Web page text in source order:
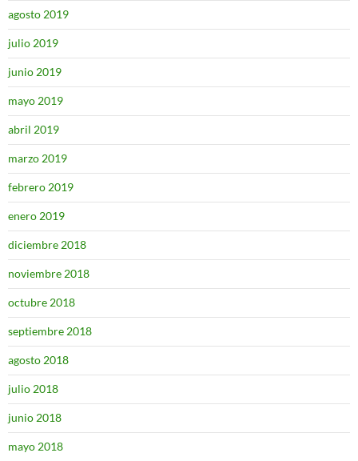
agosto 2019
julio 2019
junio 2019
mayo 2019
abril 2019
marzo 2019
febrero 2019
enero 2019
diciembre 2018
noviembre 2018
octubre 2018
septiembre 2018
agosto 2018
julio 2018
junio 2018
mayo 2018